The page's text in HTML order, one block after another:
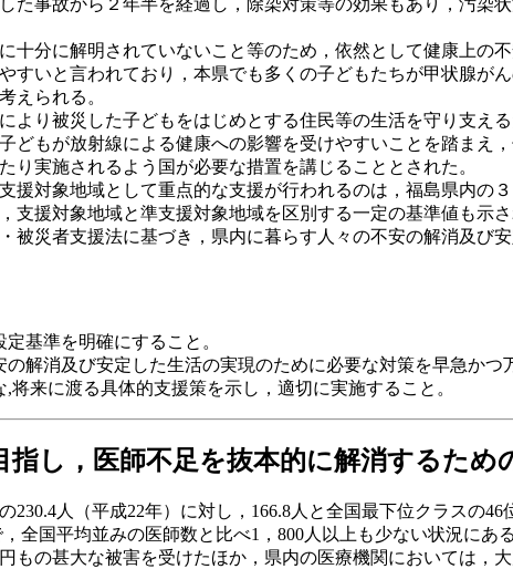
事故から２年半を経過し，除染対策等の効果もあり，汚染
分に解明されていないこと等のため，依然として健康上の
いと言われており，本県でも多くの子どもたちが甲状腺が
えられる。
り被災した子どもをはじめとする住民等の生活を守り支え
どもが放射線による健康への影響を受けやすいことを踏まえ
り実施されるよう国が必要な措置を講じることとされた。
対象地域として重点的な支援が行われるのは，福島県内の
支援対象地域と準支援対象地域を区別する一定の基準値も示さ
災者支援法に基づき，県内に暮らす人々の不安の解消及び
基準を明確にすること。
解消及び安定した生活の実現のために必要な対策を早急かつ
来に渡る具体的支援策を示し，適切に実施すること。
し，医師不足を抜本的に解消するた
人（平成22年）に対し，166.8人と全国最下位クラスの
全国平均並みの医師数と比べ1，800人以上も少ない状況にある
の甚大な被害を受けたほか，県内の医療機関においては，